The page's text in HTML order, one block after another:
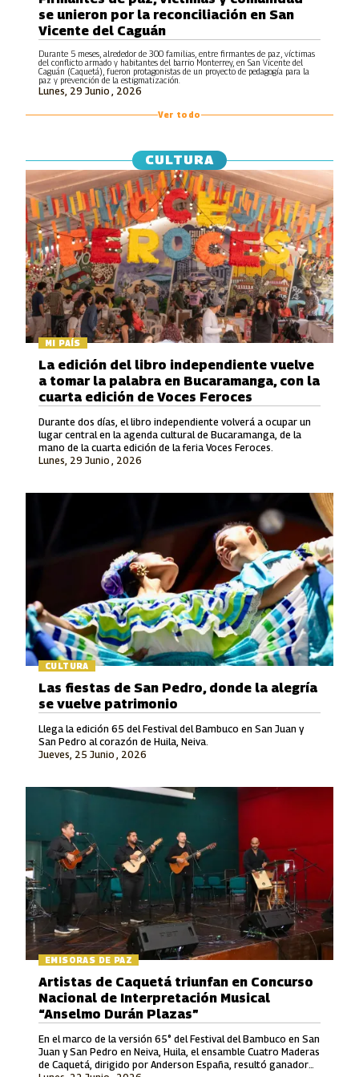
Lunes, 29 Junio , 2026
se unieron por la reconciliación en San
Vicente del Caguán
Durante 5 meses, alrededor de 300 familias, entre firmantes de paz, víctimas
del conflicto armado y habitantes del barrio Monterrey, en San Vicente del
Caguán (Caquetá), fueron protagonistas de un proyecto de pedagogía para la
paz y prevención de la estigmatización.
Ver todo
CULTURA
MI PAÍS
Durante dos días, el libro independiente volverá a ocupar un
lugar central en la agenda cultural de Bucaramanga, de la
mano de la cuarta edición de la feria Voces Feroces.
Lunes, 29 Junio , 2026
La edición del libro independiente vuelve
a tomar la palabra en Bucaramanga, con la
cuarta edición de Voces Feroces
CULTURA
Jueves, 25 Junio , 2026
Las fiestas de San Pedro, donde la alegría
se vuelve patrimonio
Llega la edición 65 del Festival del Bambuco en San Juan y
San Pedro al corazón de Huila, Neiva.
EMISORAS DE PAZ
Artistas de Caquetá triunfan en Concurso
Nacional de Interpretación Musical
“Anselmo Durán Plazas”
En el marco de la versión 65° del Festival del Bambuco en San
Juan y San Pedro en Neiva, Huila, el ensamble Cuatro Maderas
de Caquetá, dirigido por Anderson España, resultó ganador